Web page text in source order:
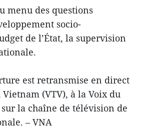
menu des questions
socio-
de l’État, la supervision
est retransmise en direct
(VTV), à la Voix du
la chaîne de télévision de
– VNA